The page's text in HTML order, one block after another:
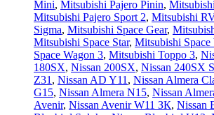
Mini, Mitsubishi Pajero Pinin,
Mitsubishi Pajero Sport 2, Mitsubishi
Sigma, Mitsubishi Space Gear,
Mitsubishi Space Star, Mitsubishi Space
Space Wagon 3, Mitsubishi Toppo 3,
180SX, Nissan 200SX, Nissan 240SX
Z31 , Nissan AD Y11 , Nissan Almera
G15, Nissan Almera N15, Nissan
Avenir, Nissan Avenir W11 ЗК, Nissan